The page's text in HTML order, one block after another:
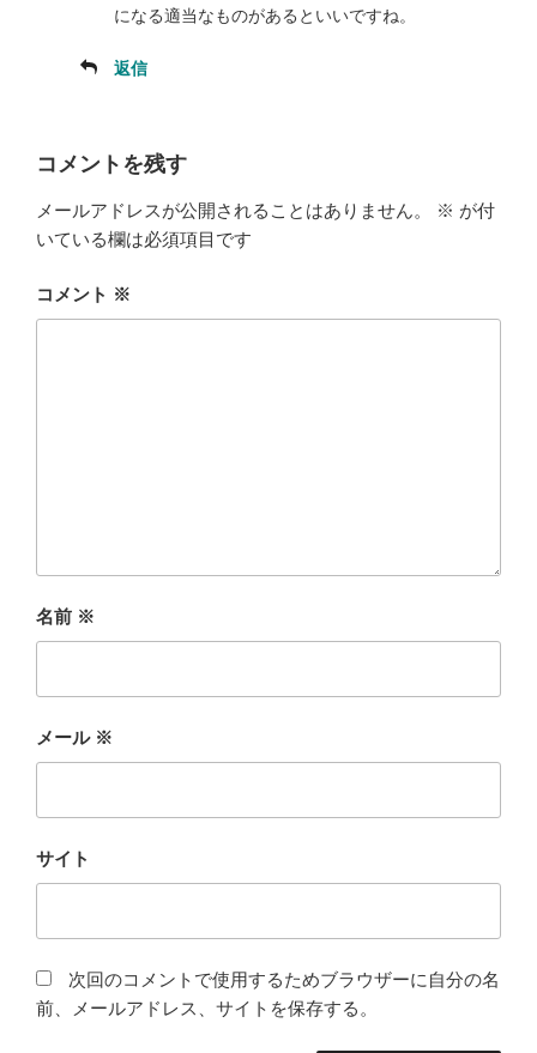
になる適当なものがあるといいですね。
返信
コメントを残す
メールアドレスが公開されることはありません。 ※ が付
いている欄は必須項目です
コメント ※
名前 ※
メール ※
サイト
次回のコメントで使用するためブラウザーに自分の名
前、メールアドレス、サイトを保存する。